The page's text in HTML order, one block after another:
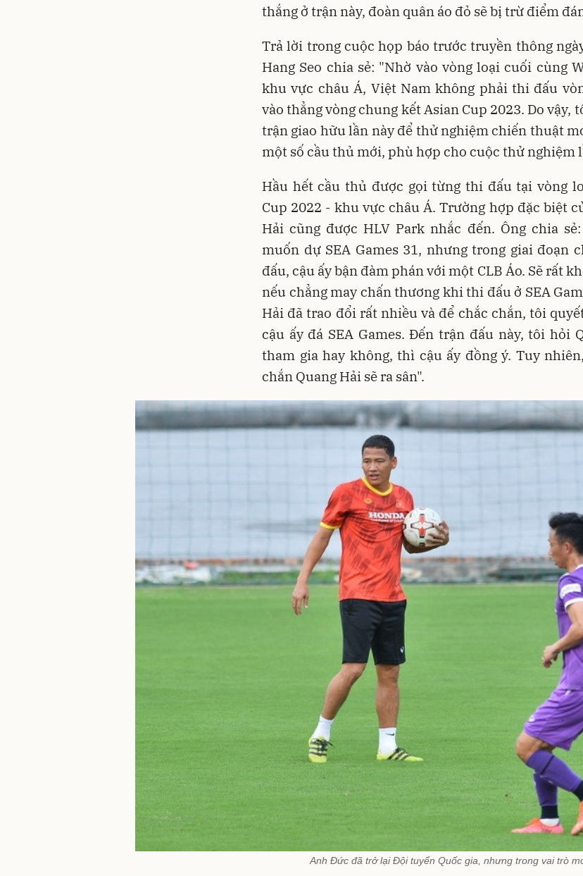
thắng ở trận này, đoàn quân áo đỏ sẽ bị trừ điểm
Trả lời trong cuộc họp báo trước truyền thông
Hang Seo chia sẻ: "Nhờ vào vòng loại cuối cùng
khu vực châu Á, Việt Nam không phải thi đấu
vào thẳng vòng chung kết Asian Cup 2023. Do vậy,
trận giao hữu lần này để thử nghiệm chiến thuật
một số cầu thủ mới, phù hợp cho cuộc thử nghiệm
Hầu hết cầu thủ được gọi từng thi đấu tại vòng
Cup 2022 - khu vực châu Á. Trường hợp đặc biệt
Hải cũng được HLV Park nhắc đến. Ông chia
muốn dự SEA Games 31, nhưng trong giai đoạn
đấu, cậu ấy bận đàm phán với một CLB Áo. Sẽ rất
nếu chẳng may chấn thương khi thi đấu ở SEA
Hải đã trao đổi rất nhiều và để chắc chắn, tôi
cậu ấy đá SEA Games. Đến trận đấu này, tôi hỏi
tham gia hay không, thì cậu ấy đồng ý. Tuy
chắn Quang Hải sẽ ra sân".
Anh Đức đã trở lại Đội tuyển Quốc gia, nhưng trong vai trò